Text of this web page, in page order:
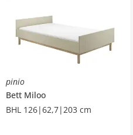
pinio
Bett Miloo
BHL 126|62,7|203 cm